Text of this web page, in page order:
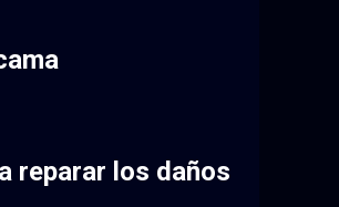
reparar los daños